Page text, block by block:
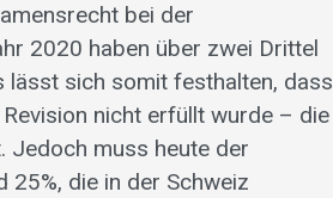
bei der
2020 haben über zwei Drittel
lässt sich somit festhalten, dass
nicht erfüllt wurde – die
Jedoch muss heute der
die in der Schweiz